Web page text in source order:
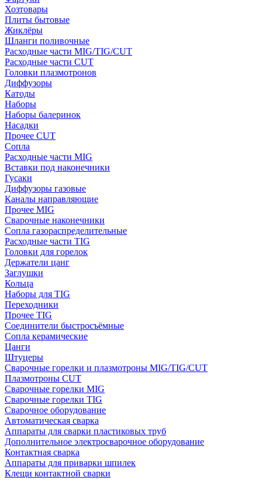
Хозтовары
Плиты бытовые
Жиклёры
Шланги поливочные
Расходные части MIG/TIG/CUT
Расходные части CUT
Головки плазмотронов
Диффузоры
Катоды
Наборы
Наборы балеринок
Насадки
Прочее CUT
Сопла
Расходные части MIG
Вставки под наконечники
Гусаки
Диффузоры газовые
Каналы направляющие
Прочее MIG
Сварочные наконечники
Сопла газораспределительные
Расходные части TIG
Головки для горелок
Держатели цанг
Заглушки
Кольца
Наборы для TIG
Переходники
Прочее TIG
Соединители быстросъёмные
Сопла керамические
Цанги
Штуцеры
Сварочные горелки и плазмотроны MIG/TIG/CUT
Плазмотроны CUT
Сварочные горелки MIG
Сварочные горелки TIG
Сварочное оборудование
Автоматическая сварка
Аппараты для сварки пластиковых труб
Дополнительное электросварочное оборудование
Контактная сварка
Аппараты для приварки шпилек
Клещи контактной сварки